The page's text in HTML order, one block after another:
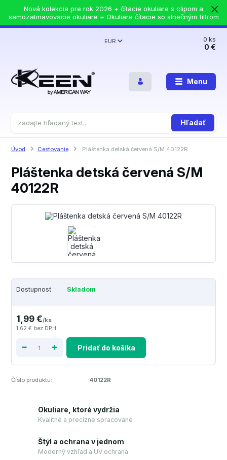
Nová kolekcia pre rok 2026 + čítacie okuliare s clipom a
samozatmavovacie okuliare + Okuliare čítacie so slnečným filtrom
Menu
EUR
Hľadať
0ks
0 €
Úvod Cestovanie Pláštenka detská červená S/M 40122R
Pláštenka detská červená S/M
40122R
Dostupnosť Skladom
1,99 €/ks
1,62 € bez DPH
Pridať do košíka
Číslo produktu: 40122R
Okuliare, ktoré vydržia
Kvalitné a precízne spracované
Štýl a ochrana v jednom
Moderný vzhľad a UV ochrana